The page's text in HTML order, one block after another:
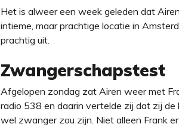
Het is alweer een week geleden dat
intieme, maar prachtige locatie in
prachtig uit.
Zwangerschapstest
Afgelopen zondag zat Airen weer met
radio 538 en daarin vertelde zij dat zij
wel zwanger zou zijn. Niet alleen Frank